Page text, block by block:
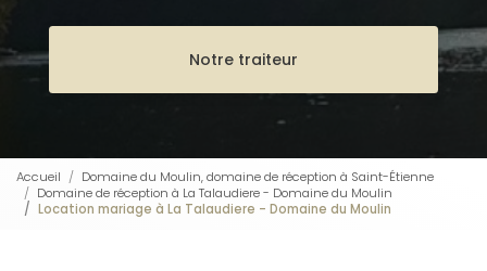
Notre traiteur
Accueil
Domaine du Moulin, domaine de réception à Saint-Étienne
Domaine de réception à La Talaudiere - Domaine du Moulin
Location mariage à La Talaudiere - Domaine du Moulin